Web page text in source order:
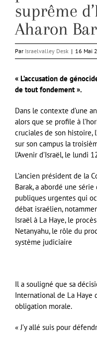
suprême
Aharon
Par Israelvalley Desk | 16 Mai
« L’accusation de
de tout fondement ».
Dans le contexte d’une
alors que se profile à
cruciales de son histoire,
sur son campus la
l’Avenir d’Israël, le lundi
L’ancien président de la
Barak, a abordé une
publiques urgentes qui
débat israélien,
Israël à La Haye, le
Netanyahu, le rôle du
système judiciaire
Il a souligné que sa
International de La Haye
obligation morale.
« J’y allé suis pour